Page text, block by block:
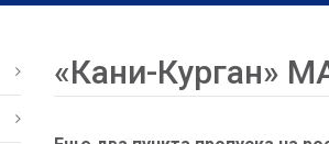
«Кани-Курган»